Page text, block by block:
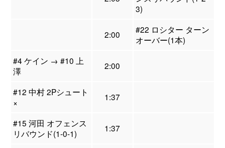
3)
2:00
#22 ロシター ターン
オーバー(1本)
#4 ケイン → #10 上
澤
2:00
#12 中村 2Pシュート
×
1:37
#15 河田 オフェンス
リバウンド(1-0-1)
1:37